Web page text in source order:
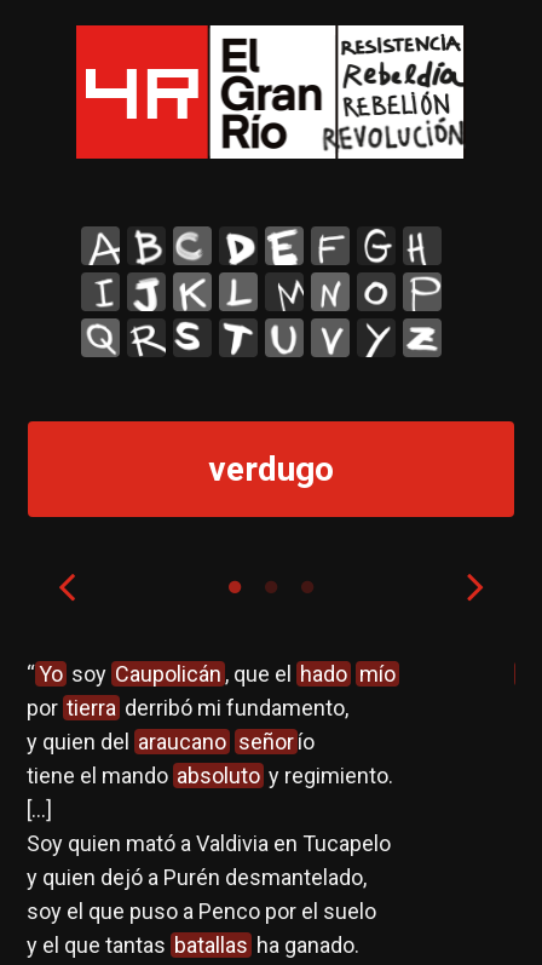
A B C D E F G
H
I
J K L M N O
P
verdugo
“Yo soy Caupolicán , que el hado mío
por tierra derribó mi fundamento,
y quien del
araucano señorío
tiene el mando absoluto y regimiento.
[…]
Soy quien mató a Valdivia en Tucapelo
y quien dejó a Purén desmantelado,
soy el que puso a Penco por el suelo
y el que tantas batallas ha ganado.